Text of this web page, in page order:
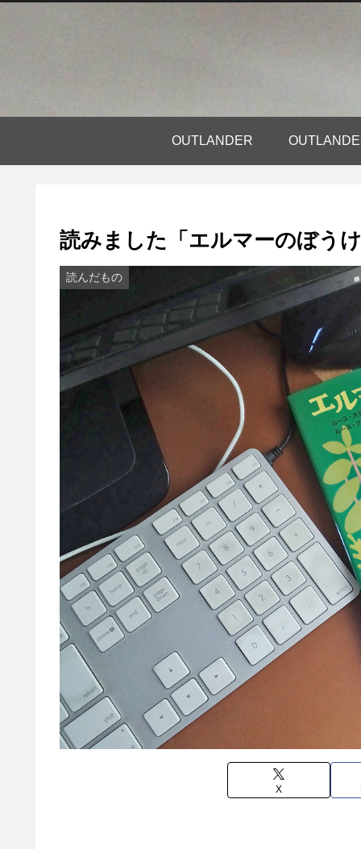
OUTLANDER
読みました「エルマーのぼうけ
読んだもの
X